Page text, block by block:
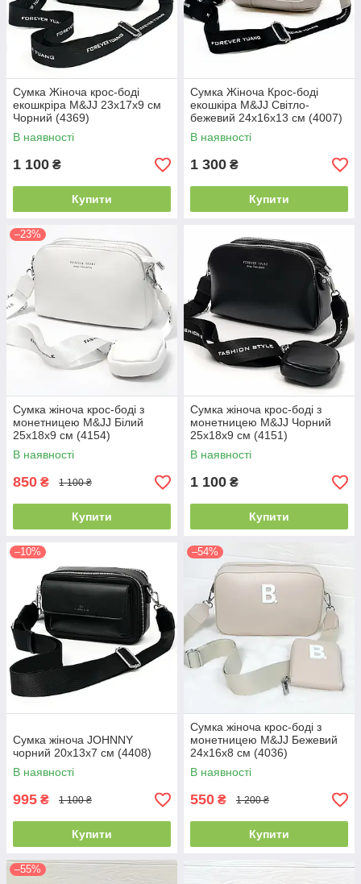
Сумка Жіноча крос-боді
екошкріра M&JJ 23х17х9 см
Чорний (4369)
В наявності
1 100 ₴
Купити
Сумка Жіноча Крос-боді
екошкіра M&JJ Світло-
бежевий 24х16х13 см (4007)
В наявності
1 300 ₴
Купити
–23%
Сумка жіноча крос-боді з
монетницею M&JJ Білий
25х18х9 см (4154)
В наявності
850 ₴ 1 100 ₴
Купити
Сумка жіноча крос-боді з
монетницею M&JJ Чорний
25х18х9 см (4151)
В наявності
1 100 ₴
Купити
–10%
Сумка жіноча JOHNNY
чорний 20х13х7 см (4408)
В наявності
995 ₴ 1 100 ₴
Купити
–54%
Сумка жіноча крос-боді з
монетницею M&JJ Бежевий
24х16х8 см (4036)
В наявності
550 ₴ 1 200 ₴
Купити
–55%